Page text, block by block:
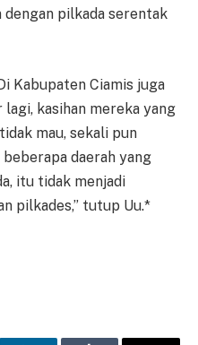
pilkada serentak
Kabupaten Ciamis juga
lagi, kasihan mereka yang
mau, sekali pun
daerah yang
itu tidak menjadi
pilkades,” tutup Uu.*